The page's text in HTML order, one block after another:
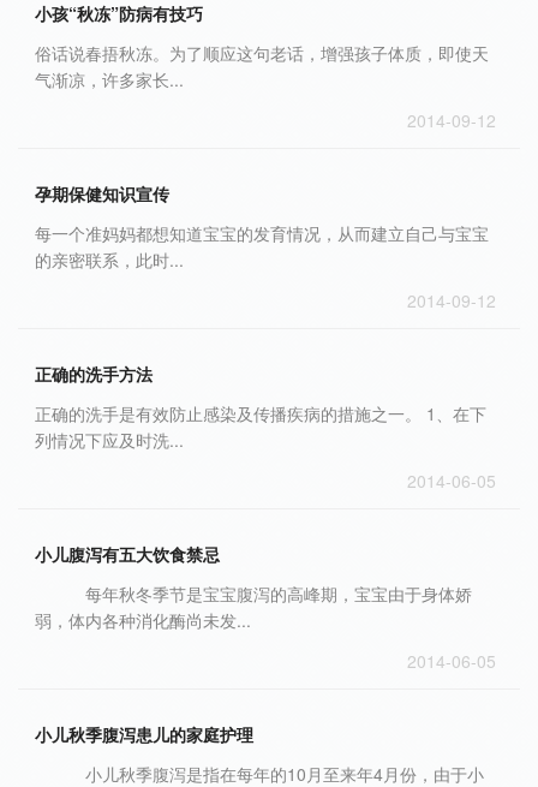
小孩“秋冻”防病有技巧
俗话说春捂秋冻。为了顺应这句老话，增强孩子体质，即使天
气渐凉，许多家长...
2014-09-12
孕期保健知识宣传
每一个准妈妈都想知道宝宝的发育情况，从而建立自己与宝宝
的亲密联系，此时...
2014-09-12
正确的洗手方法
正确的洗手是有效防止感染及传播疾病的措施之一。 1、在下
列情况下应及时洗...
2014-06-05
小儿腹泻有五大饮食禁忌
每年秋冬季节是宝宝腹泻的高峰期，宝宝由于身体娇
弱，体内各种消化酶尚未发...
2014-06-05
小儿秋季腹泻患儿的家庭护理
小儿秋季腹泻是指在每年的10月至来年4月份，由于小